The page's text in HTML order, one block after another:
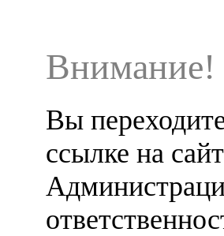
Внимание!
Вы
ссылке на